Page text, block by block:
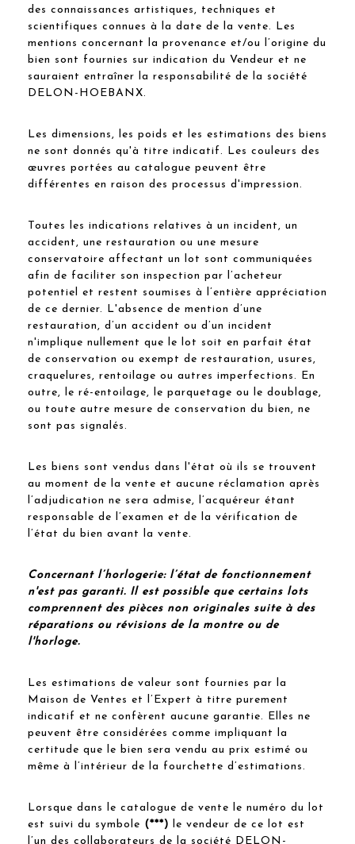
des connaissances artistiques, techniques et
scientifiques connues à la date de la vente. Les
mentions concernant la provenance et/ou l’origine du
bien sont fournies sur indication du Vendeur et ne
sauraient entraîner la responsabilité de la société
DELON-HOEBANX.
Les dimensions, les poids et les estimations des biens
ne sont donnés qu'à titre indicatif. Les couleurs des
œuvres portées au catalogue peuvent être
différentes en raison des processus d'impression.
Toutes les indications relatives à un incident, un
accident, une restauration ou une mesure
conservatoire affectant un lot sont communiquées
afin de faciliter son inspection par l’acheteur
potentiel et restent soumises à l’entière appréciation
de ce dernier. L'absence de mention d’une
restauration, d’un accident ou d’un incident
n'implique nullement que le lot soit en parfait état
de conservation ou exempt de restauration, usures,
craquelures, rentoilage ou autres imperfections. En
outre, le ré-entoilage, le parquetage ou le doublage,
ou toute autre mesure de conservation du bien, ne
sont pas signalés.
Les biens sont vendus dans l'état où ils se trouvent
au moment de la vente et aucune réclamation après
l’adjudication ne sera admise, l’acquéreur étant
responsable de l’examen et de la vérification de
l’état du bien avant la vente.
Concernant l’horlogerie: l’état de fonctionnement
n'est pas garanti. Il est possible que certains lots
comprennent des pièces non originales suite à des
réparations ou révisions de la montre ou de
l'horloge.
Les estimations de valeur sont fournies par la
Maison de Ventes et l’Expert à titre purement
indicatif et ne confèrent aucune garantie. Elles ne
peuvent être considérées comme impliquant la
certitude que le bien sera vendu au prix estimé ou
même à l’intérieur de la fourchette d’estimations.
Lorsque dans le catalogue de vente le numéro du lot
est suivi du symbole (***) le vendeur de ce lot est
l’un des collaborateurs de la société DELON-